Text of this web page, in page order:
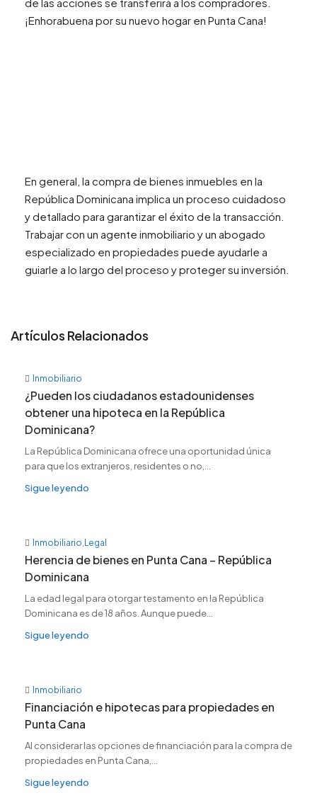
¡Enhorabuena por su nuevo hogar en Punta Cana!
En general, la compra de bienes inmuebles en la
República Dominicana implica un proceso cuidadoso
y detallado para garantizar el éxito de la transacción.
Trabajar con un agente inmobiliario y un abogado
especializado en propiedades puede ayudarle a
guiarle a lo largo del proceso y proteger su inversión.
Artículos Relacionados
Inmobiliario
¿Pueden los ciudadanos estadounidenses
obtener una hipoteca en la República
Dominicana?
La República Dominicana ofrece una oportunidad única
para que los extranjeros, residentes o no,...
Sigue leyendo
Inmobiliario, Legal
Herencia de bienes en Punta Cana – República
Dominicana
La edad legal para otorgar testamento en la República
Dominicana es de 18 años. Aunque puede...
Sigue leyendo
Inmobiliario
Financiación e hipotecas para propiedades en
Punta Cana
Al considerar las opciones de financiación para la compra de
propiedades en Punta Cana,...
Sigue leyendo